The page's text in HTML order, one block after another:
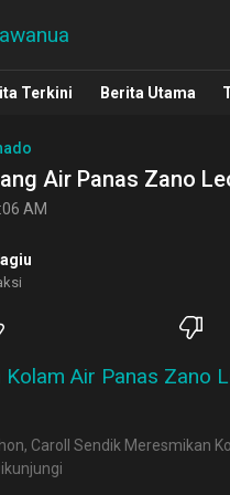
Sulawesi Utara,
Terkini Berita Utama
Air Panas Zano
AM
Caroll Sendik Meresmikan